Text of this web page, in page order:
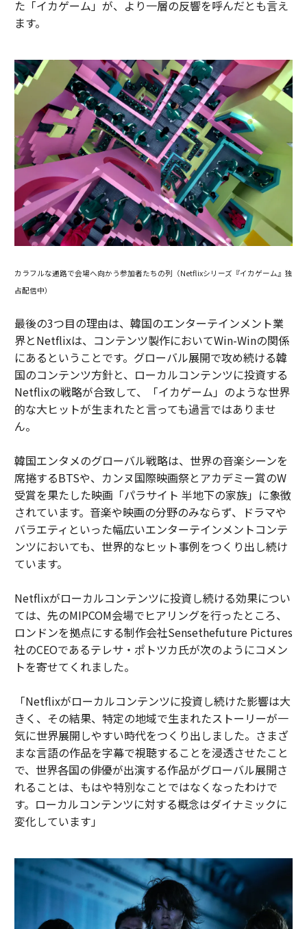
た「イカゲーム」が、より一層の反響を呼んだとも言え
ます。
カラフルな通路で会場へ向かう参加者たちの列（Netflixシリーズ『イカゲーム』独
占配信中）
最後の3つ目の理由は、韓国のエンターテインメント業
界とNetflixは、コンテンツ製作においてWin-Winの関係
にあるということです。グローバル展開で攻め続ける韓
国のコンテンツ方針と、ローカルコンテンツに投資する
Netflixの戦略が合致して、「イカゲーム」のような世界
的な大ヒットが生まれたと言っても過言ではありませ
ん。
韓国エンタメのグローバル戦略は、世界の音楽シーンを
席捲するBTSや、カンヌ国際映画祭とアカデミー賞のW
受賞を果たした映画「パラサイト 半地下の家族」に象徴
されています。音楽や映画の分野のみならず、ドラマや
バラエティといった幅広いエンターテインメントコンテ
ンツにおいても、世界的なヒット事例をつくり出し続け
ています。
Netflixがローカルコンテンツに投資し続ける効果につい
ては、先のMIPCOM会場でヒアリングを行ったところ、
ロンドンを拠点にする制作会社Sensethefuture Pictures
社のCEOであるテレサ・ポトツカ氏が次のようにコメン
トを寄せてくれました。
「Netflixがローカルコンテンツに投資し続けた影響は大
きく、その結果、特定の地域で生まれたストーリーが一
気に世界展開しやすい時代をつくり出しました。さまざ
まな言語の作品を字幕で視聴することを浸透させたこと
で、世界各国の俳優が出演する作品がグローバル展開さ
れることは、もはや特別なことではなくなったわけで
す。ローカルコンテンツに対する概念はダイナミックに
変化しています」